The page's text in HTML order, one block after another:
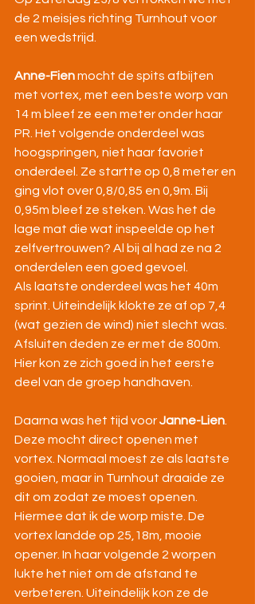
de 2 meisjes richting Turnhout voor
een wedstrijd.
Anne-Fien mocht de spits afbijten
met vortex, met een beste worp van
14 m bleef ze een meter onder haar
PR. Het volgende onderdeel was
hoogspringen, niet haar favoriet
onderdeel. Ze startte op 0,8 meter en
ging vlot over 0,8/0,85 en 0,9m. Bij
0,95m bleef ze steken. Was het de
lage mat die wat inspeelde op het
zelfvertrouwen? Al bij al had ze na 2
onderdelen een goed gevoel.
Als laatste onderdeel was het 40m
sprint. Uiteindelijk klokte ze af op 7,4
(wat gezien de wind) niet slecht was.
Afsluiten deden ze er met de 800m.
Hier kon ze zich goed in het eerste
deel van de groep handhaven.
Daarna was het tijd voor Janne-Lien
Deze mocht direct openen met
vortex. Normaal moest ze als laatste
gooien, maar in Turnhout draaide ze
dit om zodat ze moest openen.
Hiermee dat ik de worp miste. De
vortex landde op 25,18m, mooie
opener. In haar volgende 2 worpen
lukte het niet om de afstand te
verbeteren. Uiteindelijk kon ze de